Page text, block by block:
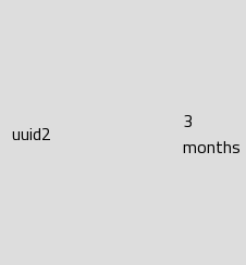
uuid2
3
months